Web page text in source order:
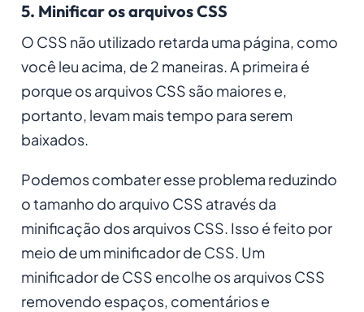
5. Minificar os arquivos CSS
O CSS não utilizado retarda uma página, como
você leu acima, de 2 maneiras. A primeira é
porque os arquivos CSS são maiores e,
portanto, levam mais tempo para serem
baixados.
Podemos combater esse problema reduzindo
o tamanho do arquivo CSS através da
minificação dos arquivos CSS. Isso é feito por
meio de um minificador de CSS. Um
minificador de CSS encolhe os arquivos CSS
removendo espaços, comentários e